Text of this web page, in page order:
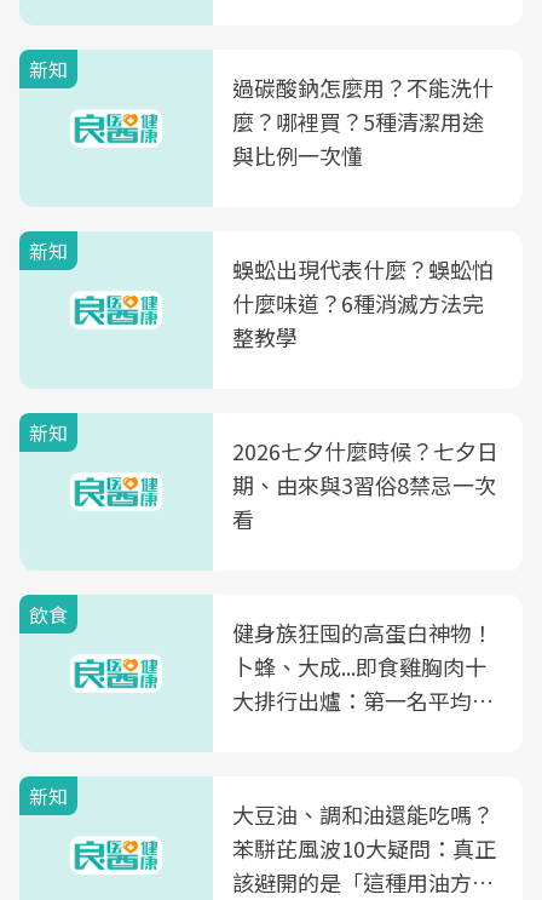
新知
過碳酸鈉怎麼用？不能洗什
麼？哪裡買？5種清潔用途
與比例一次懂
新知
蜈蚣出現代表什麼？蜈蚣怕
什麼味道？6種消滅方法完
整教學
新知
2026七夕什麼時候？七夕日
期、由來與3習俗8禁忌一次
看
飲食
健身族狂囤的高蛋白神物！
卜蜂、大成...即食雞胸肉十
大排行出爐：第一名平均一
新知
大豆油、調和油還能吃嗎？
苯駢芘風波10大疑問：真正
該避開的是「這種用油方